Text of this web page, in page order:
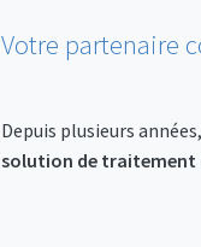
Votre partenaire
Depuis plusieurs
solution de traitement